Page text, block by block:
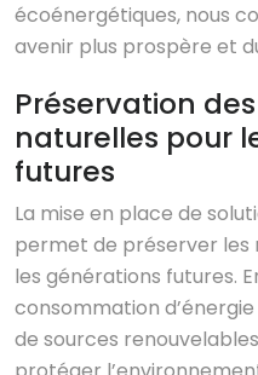
écoénergétiques, nous
avenir plus prospère et
Préservation
naturelles pour
futures
La mise en place de
permet de préserver les
les générations futures.
consommation
de sources